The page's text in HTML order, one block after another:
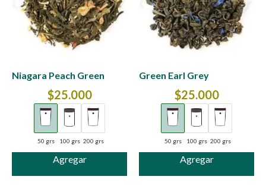
Niagara Peach Green
$25.000
Agregar
50 grs 100 grs 200 grs
Green Earl Grey
$25.000
Agregar
50 grs 100 grs 200 grs